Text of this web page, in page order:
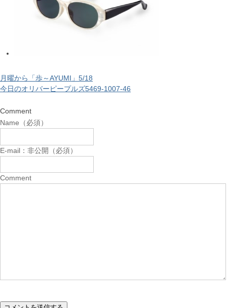
月曜から「歩～AYUMI」5/18
今日のオリバーピープルズ5469-1007-46
Comment
Name（必須）
E-mail：非公開（必須）
Comment